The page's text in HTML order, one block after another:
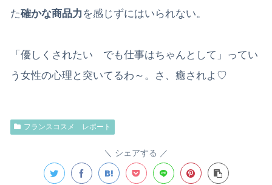
た確かな商品力 を感じずにはいられない。
「優しくされたい でも仕事はちゃんとして」ってい
う女性の心理と突いてるわ～。さ、癒されよ♡
フランスコスメ レポート
シェアする